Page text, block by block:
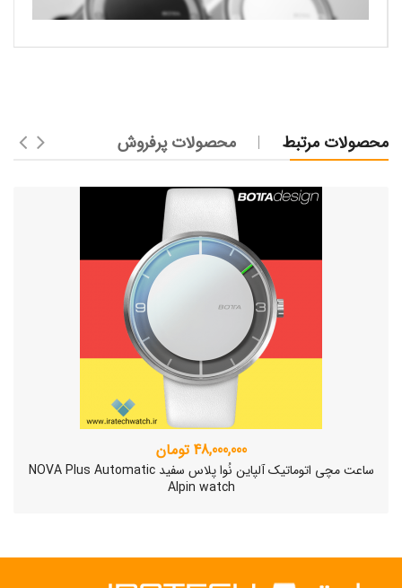
محصولات مرتبط محصولات پرفروش
48,000,000 تومان
ساعت مچی اتوماتیک آلپاین نُوا پلاس سفید NOVA Plus Automatic
Alpin watch